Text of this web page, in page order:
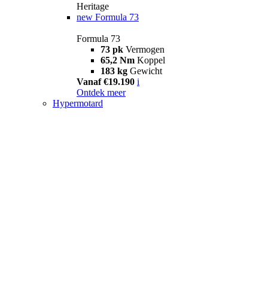
Heritage
new Formula 73
Formula 73
73 pk Vermogen
65,2 Nm Koppel
183 kg Gewicht
Vanaf €19.190 i
Ontdek meer
Hypermotard